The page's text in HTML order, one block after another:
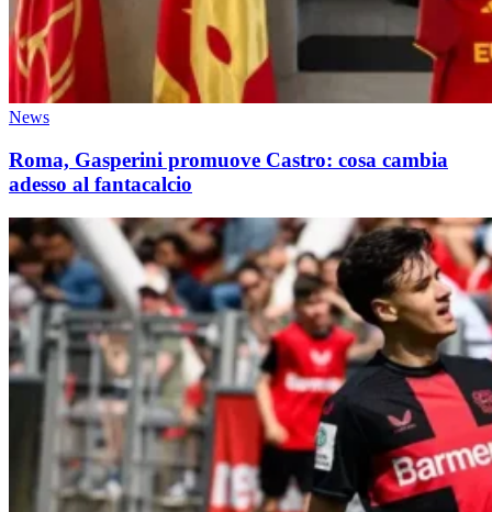
News
Roma, Gasperini promuove Castro: cosa cambia
adesso al fantacalcio